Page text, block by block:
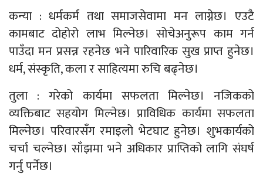
कन्या : धर्मकर्म तथा समाजसेवामा मन लाग्नेछ। एउटै
कामबाट दोहोरो लाभ मिल्नेछ। सोचेअनुरूप काम गर्न
पाउँदा मन प्रसन्न रहनेछ भने पारिवारिक सुख प्राप्त हुनेछ।
धर्म, संस्कृति, कला र साहित्यमा रुचि बढ्नेछ।
तुला : गरेको कार्यमा सफलता मिल्नेछ। नजिकको
व्यक्तिबाट सहयोग मिल्नेछ। प्राविधिक कार्यमा सफलता
मिल्नेछ। परिवारसँग रमाइलो भेटघाट हुनेछ। शुभकार्यको
चर्चा चल्नेछ। साँझमा भने अधिकार प्राप्तिको लागि संघर्ष
गर्नु पर्नेछ।